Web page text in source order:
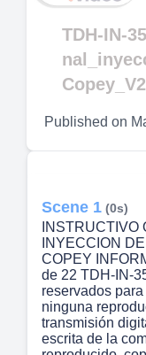
TDH-IN-
Copey_V2
Published on
Scene 1 (0s)
INSTRUCTIVO
INYECCION
COPEY
de 22 TDH-IN-
reservados
ninguna
transmisión
escrita de la